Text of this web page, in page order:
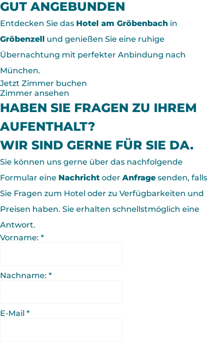
GUT ANGEBUNDEN
Entdecken Sie das Hotel am Gröbenbach in
Gröbenzell und genießen Sie eine ruhige
Übernachtung mit perfekter Anbindung nach
München.
Jetzt Zimmer buchen
Zimmer ansehen
HABEN SIE FRAGEN ZU IHREM
AUFENTHALT?
WIR SIND GERNE FÜR SIE DA.
Sie können uns gerne über das nachfolgende
Formular eine Nachricht oder Anfrage senden, falls
Sie Fragen zum Hotel oder zu Verfügbarkeiten und
Preisen haben. Sie erhalten schnellstmöglich eine
Antwort.
Vorname: *
Nachname: *
E-Mail *